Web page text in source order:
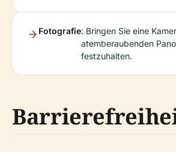
Fotografie: Bringen Sie eine
atemberaubenden
festzuhalten.